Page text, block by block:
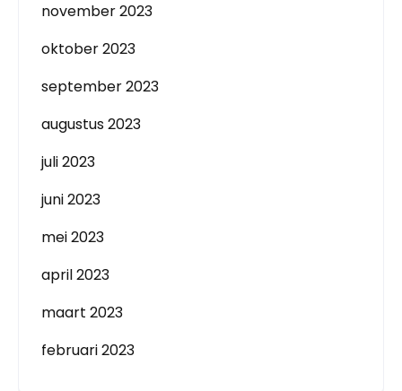
november 2023
oktober 2023
september 2023
augustus 2023
juli 2023
juni 2023
mei 2023
april 2023
maart 2023
februari 2023